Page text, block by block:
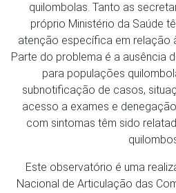
quilombolas. Tanto as
próprio Ministério da Saúde
atenção específica em relação
Parte do problema é a ausência
para populações
subnotificação de casos,
acesso a exames e
com sintomas têm sido
Este observatório é uma
Nacional de Articulação das